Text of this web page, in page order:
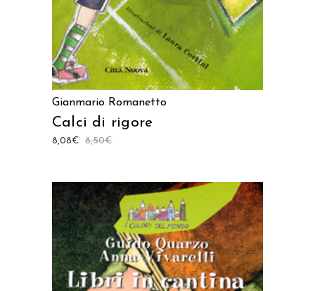
Gianmario Romanetto
Calci di rigore
8,50€
8,08€